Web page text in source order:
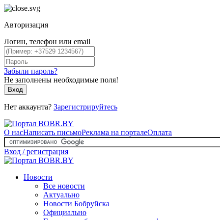
Авторизация
Логин, телефон или email
Забыли пароль?
Не заполнены необходимые поля!
Вход
Нет аккаунта? Зарегистрируйтесь
О насНаписать письмоРеклама на порталеОплата
Вход / регистрация
Новости
Все новости
Актуально
Новости Бобруйска
Официально